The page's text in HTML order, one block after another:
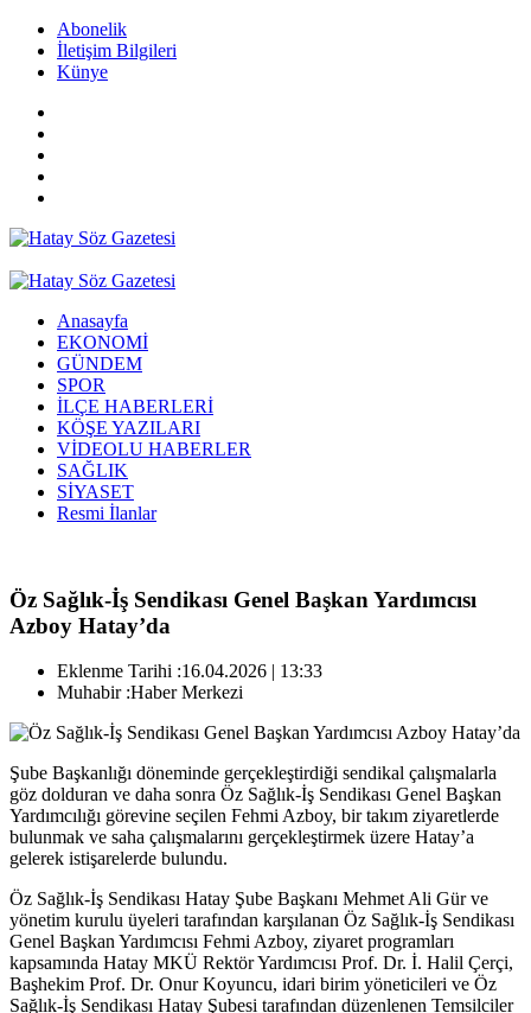
Abonelik
İletişim Bilgileri
Künye
Anasayfa
EKONOMİ
GÜNDEM
SPOR
İLÇE HABERLERİ
KÖŞE YAZILARI
VİDEOLU HABERLER
SAĞLIK
SİYASET
Resmi İlanlar
Öz Sağlık-İş Sendikası Genel Başkan Yardımcısı
Azboy Hatay’da
Eklenme Tarihi :16.04.2026 | 13:33
Muhabir :Haber Merkezi
Şube Başkanlığı döneminde gerçekleştirdiği sendikal çalışmalarla
göz dolduran ve daha sonra Öz Sağlık-İş Sendikası Genel Başkan
Yardımcılığı görevine seçilen Fehmi Azboy, bir takım ziyaretlerde
bulunmak ve saha çalışmalarını gerçekleştirmek üzere Hatay’a
gelerek istişarelerde bulundu.
Öz Sağlık-İş Sendikası Hatay Şube Başkanı Mehmet Ali Gür ve
yönetim kurulu üyeleri tarafından karşılanan Öz Sağlık-İş Sendikası
Genel Başkan Yardımcısı Fehmi Azboy, ziyaret programları
kapsamında Hatay MKÜ Rektör Yardımcısı Prof. Dr. İ. Halil Çerçi,
Başhekim Prof. Dr. Onur Koyuncu, idari birim yöneticileri ve Öz
Sağlık-İş Sendikası Hatay Şubesi tarafından düzenlenen Temsilciler